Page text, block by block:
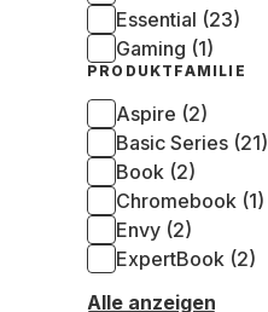
Essential (23)
Gaming (1)
PRODUKTFAMILIE
Aspire (2)
Basic Series (21)
Book (2)
Chromebook (1)
Envy (2)
ExpertBook (2)
Alle anzeigen